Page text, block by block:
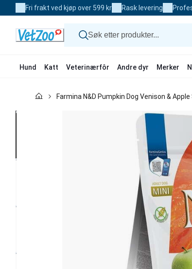
to
Fri frakt ved kjøp over 599 kr Rask levering
Hund Katt Veterinærfôr Andre dyr Merker
Farmina N&D Pumpkin Dog Venison & Apple